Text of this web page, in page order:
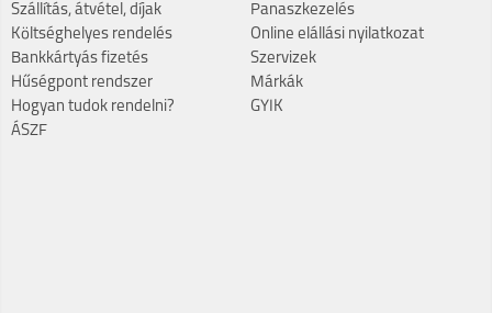
Szállítás, átvétel, díjak
Költséghelyes rendelés
Bankkártyás fizetés
Hűségpont rendszer
Hogyan tudok rendelni?
ÁSZF
Panaszkezelés
Online elállási nyilatkozat
Szervizek
Márkák
GYIK